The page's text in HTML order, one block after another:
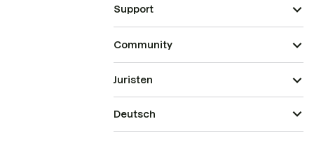
Support
Community
Juristen
Deutsch